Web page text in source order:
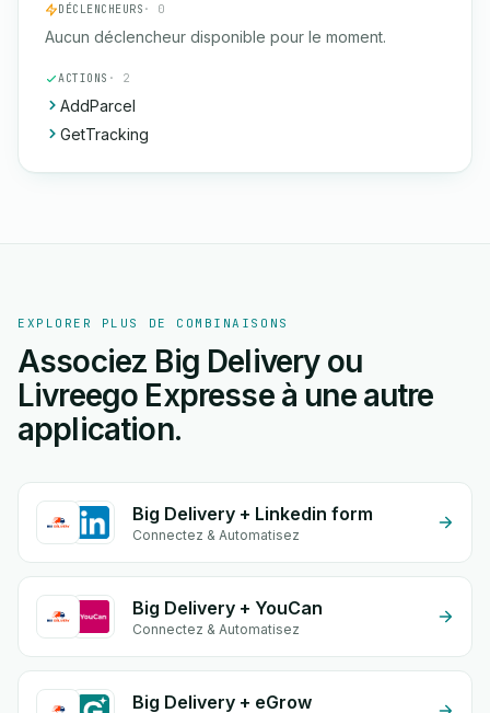
DÉCLENCHEURS · 0
Aucun déclencheur disponible pour le moment.
ACTIONS · 2
AddParcel
GetTracking
EXPLORER PLUS DE COMBINAISONS
Associez Big Delivery ou
Livreego Expresse à une autre
application.
Big Delivery + Linkedin form
Connectez & Automatisez
Big Delivery + YouCan
Connectez & Automatisez
Big Delivery + eGrow